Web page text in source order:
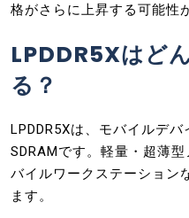
格がさらに上昇する可能性
LPDDR5Xはど
る？
LPDDR5Xは、モバイルデ
SDRAMです。軽量・超薄型
バイルワークステーション
ます。